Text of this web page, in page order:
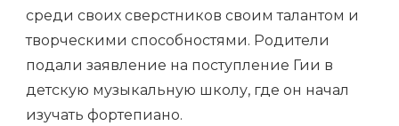
среди своих сверстников своим талантом и
творческими способностями. Родители
подали заявление на поступление Гии в
детскую музыкальную школу, где он начал
изучать фортепиано.